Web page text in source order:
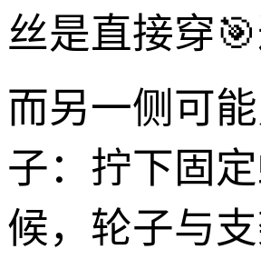
丝是直接穿
而另一侧可
子：拧下固
候，轮子与